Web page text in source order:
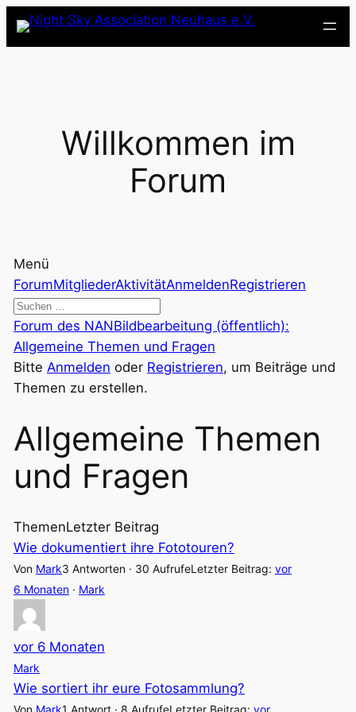
Zum
Inhalt
Willkommen im
Forum
Menü
Forum-
Navigation
ForumMitgliederAktivitätAnmeldenRegistrieren
Forum-
Breadcrumbs
–
Du
hier:
Forum des NANBildbearbeitung (öffentlich):
Allgemeine Themen und Fragen
Bitte Anmelden oder Registrieren, um Beiträge und
Themen zu erstellen.
Allgemeine Themen
und Fragen
ThemenLetzter Beitrag
Wie dokumentiert ihre Fototouren?
Von Mark3 Antworten · 30 AufrufeLetzter Beitrag: vor
6 Monaten · Mark
vor 6 Monaten
Mark
Wie sortiert ihr eure Fotosammlung?